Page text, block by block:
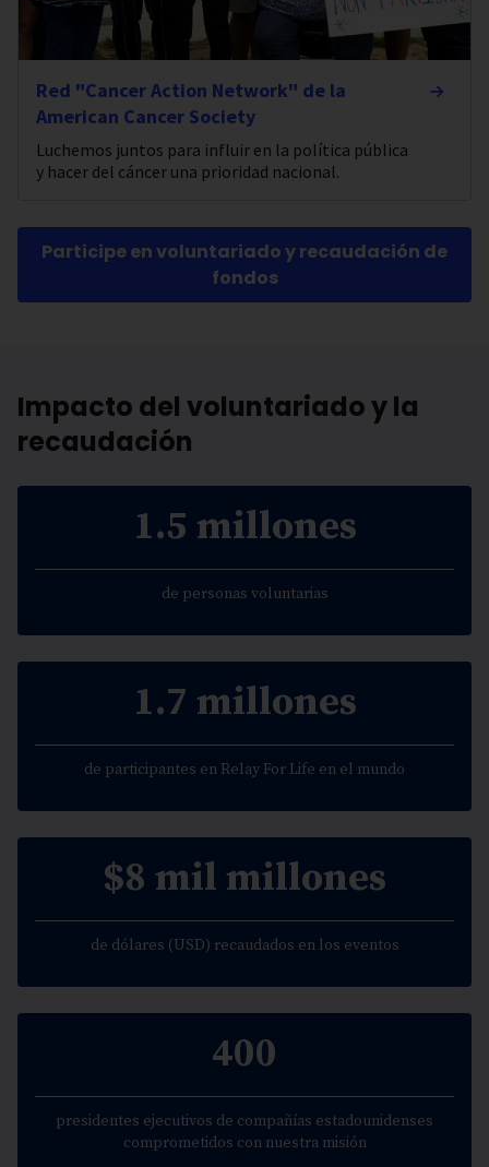
Red "Cancer Action Network" de la
American Cancer Society
Luchemos juntos para influir en la política pública
y hacer del cáncer una prioridad nacional.
Participe en voluntariado y recaudación de
fondos
Impacto del voluntariado y la
recaudación
1.5 millones
de personas voluntarias
1.7 millones
de participantes en Relay For Life en el mundo
$8 mil millones
de dólares (USD) recaudados en los eventos
400
presidentes ejecutivos de compañías estadounidenses
comprometidos con nuestra misión